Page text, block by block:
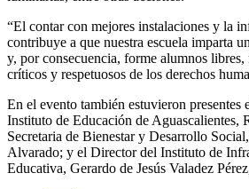
“El contar con mejores instalaciones y la
contribuye a que nuestra escuela imparta
y, por consecuencia, forme alumnos libres,
críticos y respetuosos de los derechos
En el evento también estuvieron presentes
Instituto de Educación de Aguascalientes,
Secretaria de Bienestar y Desarrollo
Alvarado; y el Director del Instituto de
Educativa, Gerardo de Jesús Valadez